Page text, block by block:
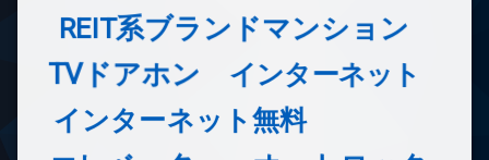
REIT系ブランドマンション
TVドアホン インターネット
インターネット無料